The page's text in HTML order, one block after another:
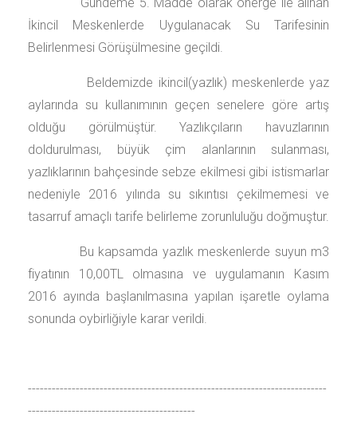
İkincil Meskenlerde Uygulanacak Su Tarifesinin
Belirlenmesi Görüşülmesine geçildi.
Beldemizde ikincil(yazlık) meskenlerde yaz
aylarında su kullanımının geçen senelere göre artış
olduğu görülmüştür. Yazlıkçıların havuzlarının
doldurulması, büyük çim alanlarının sulanması,
yazlıklarının bahçesinde sebze ekilmesi gibi istismarlar
nedeniyle 2016 yılında su sıkıntısı çekilmemesi ve
tasarruf amaçlı tarife belirleme zorunluluğu doğmuştur.
Bu kapsamda yazlık meskenlerde suyun m3
fiyatının 10,00TL olmasına ve uygulamanın Kasım
2016 ayında başlanılmasına yapılan işaretle oylama
sonunda oybirliğiyle karar verildi.
---------------------------------------------------------------------------
------------------------------------------